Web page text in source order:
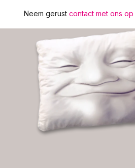
Neem gerust contact met ons op